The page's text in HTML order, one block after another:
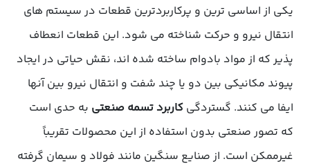
یکی از اساسی ترین و پرکاربردترین قطعات در سیستم های
انتقال نیرو و حرکت شناخته می شود. این قطعات انعطاف
پذیر که از مواد بادوام ساخته شده اند، نقش حیاتی در ایجاد
پیوند مکانیکی بین دو یا چند شفت و انتقال نیرو بین آنها
ایفا می کنند. گستردگی کاربرد تسمه صنعتی به حدی است
که تصور صنعتی بدون استفاده از این محصولات تقریباً
غیرممکن است. از صنایع سنگین مانند فولاد و سیمان گرفته